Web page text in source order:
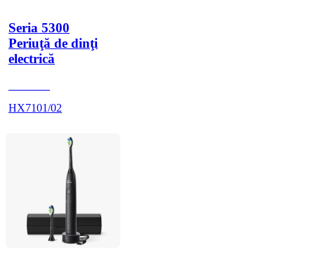
Seria 5300
Periuţă de dinţi
electrică
HX7101/02